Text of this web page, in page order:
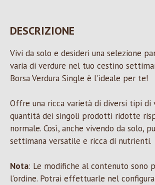
DESCRIZIONE
Vivi da solo e desideri una selezione
varia di verdure nel tuo cestino
Borsa Verdura Single è l'ideale per te!
Offre una ricca varietà di diversi tipi di
quantità dei singoli prodotti ridotte
normale. Così, anche vivendo da solo,
settimana versatile e ricca di nutrienti.
Nota: Le modifiche al contenuto sono
l'ordine. Potrai effettuarle nel